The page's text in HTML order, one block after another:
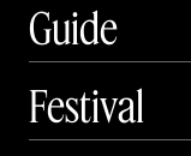
Guide
Festival